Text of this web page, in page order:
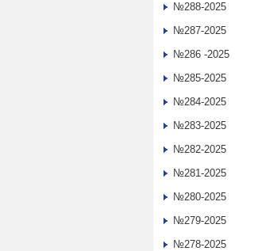
№288-2025
№287-2025
№286 -2025
№285-2025
№284-2025
№283-2025
№282-2025
№281-2025
№280-2025
№279-2025
№278-2025